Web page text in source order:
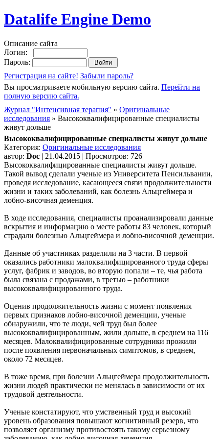
Datalife Engine Demo
Описание сайта
Логин:
Пароль:
Регистрация на сайте! Забыли пароль?
Вы просматриваете мобильную версию сайта. Перейти на
полную версию сайта.
Журнал "Интенсивная терапия" » Оригинальные
исследования » Высококвалифицированные специалисты
живут дольше
Высококвалифицированные специалисты живут дольше
Категория: Оригинальные исследования
автор: Doc | 21.04.2015 | Просмотров: 726
Высококвалифицированные специалисты живут дольше.
Такой вывод сделали ученые из Университета Пенсильвании,
проведя исследование, касающееся связи продолжительности
жизни и таких заболеваний, как болезнь Альцгеймера и
лобно-височная деменция.
В ходе исследования, специалисты проанализировали данные
вскрытия и информацию о месте работы 83 человек, который
страдали болезнью Альцгеймера и лобно-височной деменции.
Данные об участниках разделили на 3 части. В первой
оказались работники малоквалифицированного труда сферы
услуг, фабрик и заводов, во вторую попали – те, чья работа
была связана с продажами, в третью – работники
высококвалифицированного труда.
Оценив продолжительность жизни с момент появления
первых признаков лобно-височной деменции, ученые
обнаружили, что те люди, чей труд был более
высококвалифицированным, жили дольше, в среднем на 116
месяцев. Малоквалифицированные сотрудники прожили
после появления первоначальных симптомов, в среднем,
около 72 месяцев.
В тоже время, при болезни Альцгеймера продолжительность
жизни людей практически не менялась в зависимости от их
трудовой деятельности.
Ученые констатируют, что умственный труд и высокий
уровень образования повышают когнитивный резерв, что
позволяет организму противостоять такому серьезному